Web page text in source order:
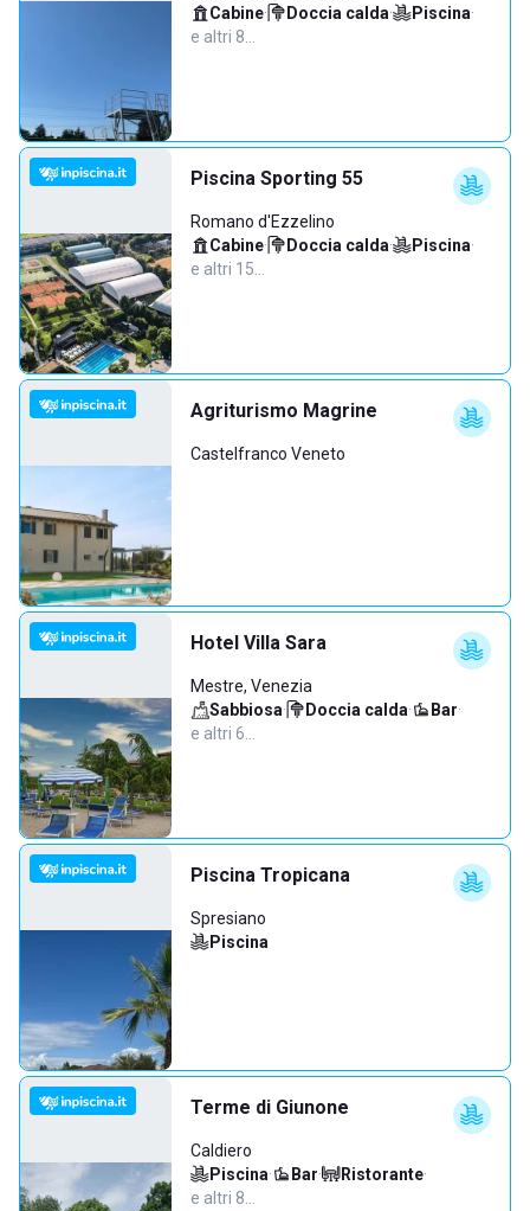
Cabine· Doccia calda· Piscina·
e altri 8…
Piscina Sporting 55
Romano d'Ezzelino
Cabine· Doccia calda· Piscina·
e altri 15…
Agriturismo Magrine
Castelfranco Veneto
Hotel Villa Sara
Mestre, Venezia
Sabbiosa· Doccia calda· Bar·
e altri 6…
Piscina Tropicana
Spresiano
Piscina
Terme di Giunone
Caldiero
Piscina· Bar· Ristorante·
e altri 8…